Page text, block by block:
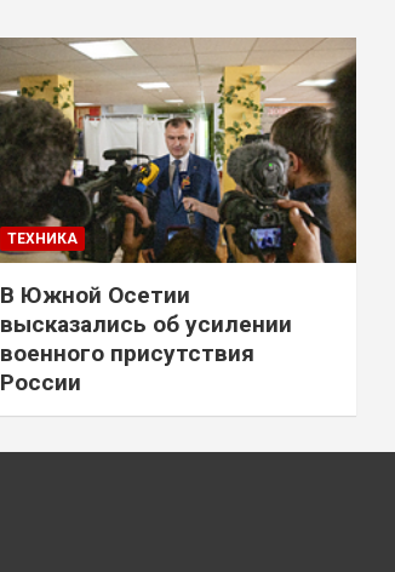
ТЕХНИКА
В Южной Осетии
высказались об усилении
военного присутствия
России